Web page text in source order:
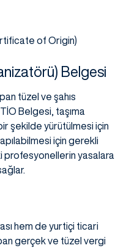
of Origin)
Belgesi
tüzel ve şahıs
Belgesi, taşıma
şekilde yürütülmesi için
için gerekli
yasalara
hem de yurtiçi ticari
gerçek ve tüzel vergi